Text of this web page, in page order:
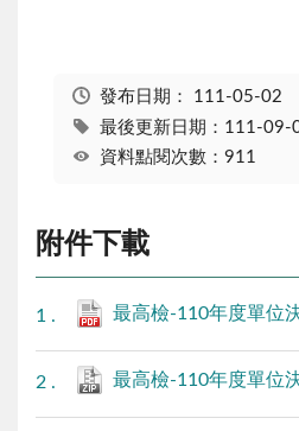
發布日期： 111-05-02
最後更新日期：111-09-
資料點閱次數：911
附件下載
最高檢-110年度單位
最高檢-110年度單位